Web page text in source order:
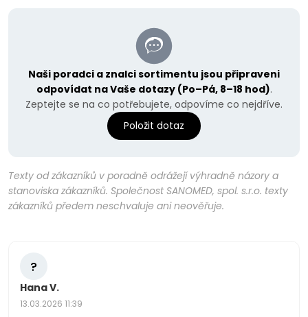
Naši poradci a znalci sortimentu jsou připraveni
odpovídat na Vaše dotazy (Po–Pá, 8–18 hod).
Zeptejte se na co potřebujete, odpovíme co nejdříve.
Položit dotaz
Texty od zákazníků v poradně odrážejí výhradně názory a
stanoviska zákazníků. Společnost SANOMED, spol. s.r.o. texty
zákazníků předem neschvaluje ani neověřuje.
?
Hana V.
13.03.2026 11:39